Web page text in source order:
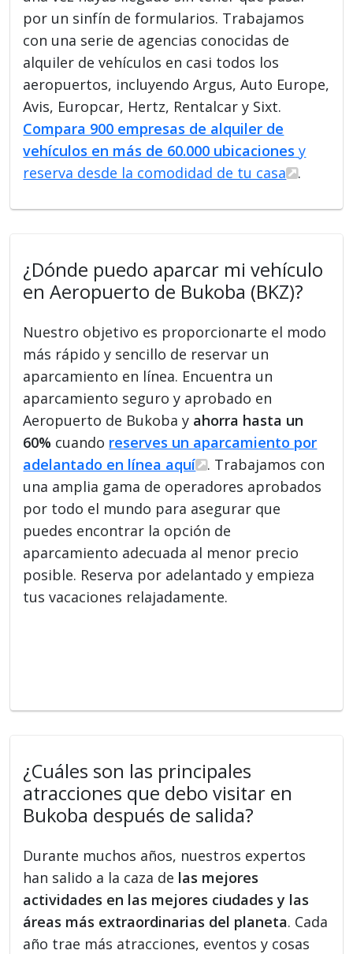
por un sinfín de formularios. Trabajamos
con una serie de agencias conocidas de
alquiler de vehículos en casi todos los
aeropuertos, incluyendo Argus, Auto Europe,
Avis, Europcar, Hertz, Rentalcar y Sixt.
Compara 900 empresas de alquiler de
vehículos en más de 60.000 ubicaciones y
reserva desde la comodidad de tu casa
.
¿Dónde puedo aparcar mi vehículo
en Aeropuerto de Bukoba (BKZ)?
Nuestro objetivo es proporcionarte el modo
más rápido y sencillo de reservar un
aparcamiento en línea. Encuentra un
aparcamiento seguro y aprobado en
Aeropuerto de Bukoba y ahorra hasta un
60% cuando reserves un aparcamiento por
adelantado en línea aquí
. Trabajamos con
una amplia gama de operadores aprobados
por todo el mundo para asegurar que
puedes encontrar la opción de
aparcamiento adecuada al menor precio
posible. Reserva por adelantado y empieza
tus vacaciones relajadamente.
¿Cuáles son las principales
atracciones que debo visitar en
Bukoba después de salida?
Durante muchos años, nuestros expertos
han salido a la caza de las mejores
actividades en las mejores ciudades y las
áreas más extraordinarias del planeta. Cada
año trae más atracciones, eventos y cosas